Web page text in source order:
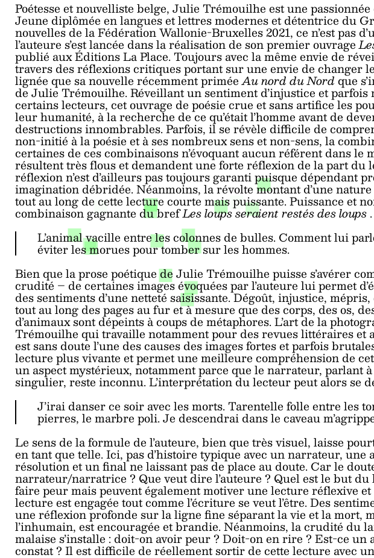
Poétesse et nouvelliste belge, Julie Trémouilhe est une
Jeune diplômée en langues et lettres modernes et détentrice du
nouvelles de la Fédération Wallonie-Bruxelles 2021, ce n’est pas
l’auteure s’est lancée dans la réalisation de son premier ouvrage
publié aux Éditions La Place. Toujours avec la même envie de
travers des réflexions critiques portant sur une envie de changer le
lignée que sa nouvelle récemment priméeAu nord du Nordque
de Julie Trémouilhe. Réveillant un sentiment d’injustice et parfois
certains lecteurs, cet ouvrage de poésie crue et sans artifice les
leur humanité, à la recherche de ce qu’était l’homme avant de
destructions innombrables. Parfois, il se révèle difficile de
non-initié à la poésie et à ses nombreux sens et non-sens, la
certaines de ces combinaisons n’évoquant aucun référent dans le
résultent très flous et demandent une forte réflexion de la part du
réflexion n’est d’ailleurs pas toujours garanti puisque dépendant
imagination débridée. Néanmoins, la révolte montant d’une
tout au long de cette lecture courte mais puissante. Puissance et
combinaison gagnante du brefLes loups seraient restés des loups.
L’animal vacille entre les colonnes de bulles. Comment lui
éviter les morues pour tomber sur les hommes.
Bien que la prose poétique de Julie Trémouilhe puisse s’avérer
crudité – de certaines images évoquées par l’auteure lui permet
des sentiments d’une netteté saisissante. Dégoût, injustice,
tout au long des pages au fur et à mesure que des corps, des os,
d’animaux sont dépeints à coups de métaphores. L’art de la
Trémouilhe qui travaille notamment pour des revues littéraires et
est sans doute l’une des causes des images fortes et parfois
lecture plus vivante et permet une meilleure compréhension de
un aspect mystérieux, notamment parce que le narrateur, parlant
singulier, reste inconnu. L’interprétation du lecteur peut alors se
J’irai danser ce soir avec les morts. Tarentelle folle entre les
pierres, le marbre poli. Je descendrai dans le caveau
Le sens de la formule de l’auteure, bien que très visuel, laisse
en tant que telle. Ici, pas d’histoire typique avec un narrateur, une
résolution et un final ne laissant pas de place au doute. Car le
narrateur/narratrice ? Que veut dire l’auteure ? Quel est le but
faire peur mais peuvent également motiver une lecture réflexive
lecture est engagée tout comme l’écriture se veut l’être. Des
une réflexion profonde sur la ligne fine séparant la vie et la mort,
l’inhumain, est encouragée et brandie. Néanmoins, la crudité du
malaise s’installe : doit-on avoir peur ? Doit-on en rire ? Est-ce un
constat ? Il est difficile de réellement sortir de cette lecture avec